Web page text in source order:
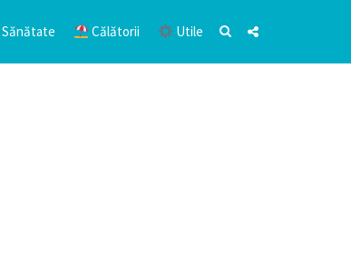
Sănătate Călătorii Utile